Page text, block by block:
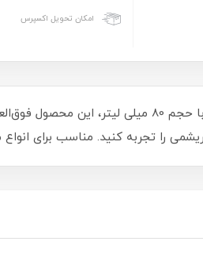
امکان تحویل اکسپرس
را تجربه کنید. مناسب برای